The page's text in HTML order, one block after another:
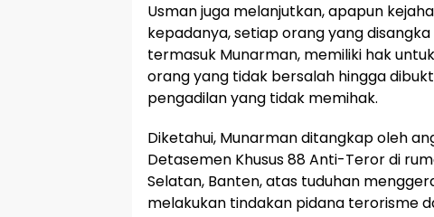
Usman juga melanjutkan, apapun
kepadanya, setiap orang yang
termasuk Munarman, memiliki hak
orang yang tidak bersalah hingga
pengadilan yang tidak memihak.
Diketahui, Munarman ditangkap oleh
Detasemen Khusus 88 Anti-Teror di
Selatan, Banten, atas tuduhan
melakukan tindakan pidana terorisme